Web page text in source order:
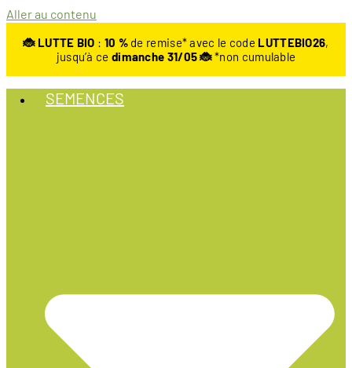
Aller au contenu
🐞 LUTTE BIO : 10 %de remise* avec le code LUTTEBIO26,
jusqu’à ce dimanche 31/05 🐞*non cumulable
SEMENCES